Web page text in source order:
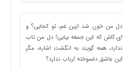
دل من خون شد ازین غم، تو کجایی؟ و
ای کاش که این جمعه بیایی! دل من تاب
ندارد، همه گویند به انگشت اشاره، مگر
این عاشق دلسوخته ارباب ندارد؟